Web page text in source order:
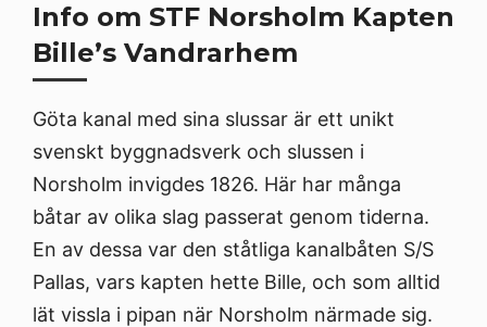
Info om STF Norsholm Kapten
Bille’s Vandrarhem
Göta kanal med sina slussar är ett unikt
svenskt byggnadsverk och slussen i
Norsholm invigdes 1826. Här har många
båtar av olika slag passerat genom tiderna.
En av dessa var den ståtliga kanalbåten S/S
Pallas, vars kapten hette Bille, och som alltid
lät vissla i pipan när Norsholm närmade sig.